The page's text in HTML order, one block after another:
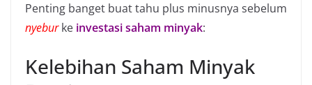
Penting banget buat tahu plus minusnya sebelum
nyeburke investasi saham minyak:
Kelebihan Saham Minyak